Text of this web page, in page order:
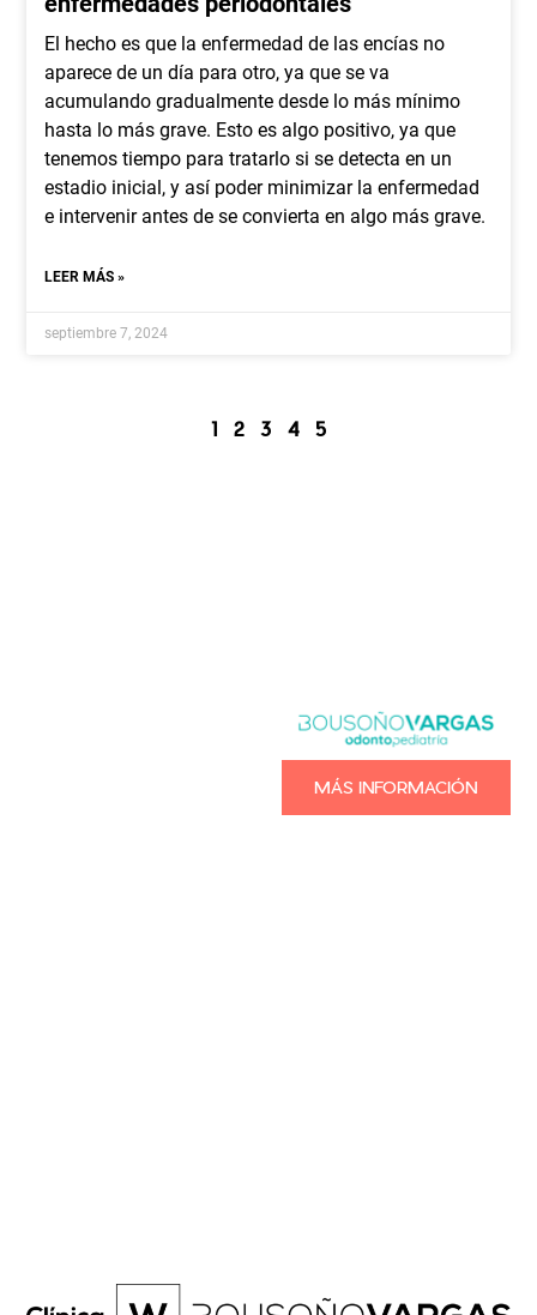
El hecho es que la enfermedad de las encías no
aparece de un día para otro, ya que se va
acumulando gradualmente desde lo más mínimo
hasta lo más grave. Esto es algo positivo, ya que
tenemos tiempo para tratarlo si se detecta en un
estadio inicial, y así poder minimizar la enfermedad
e intervenir antes de se convierta en algo más grave.
LEER MÁS »
septiembre 7, 2024
1 2 3 4 5
MÁS INFORMACIÓN